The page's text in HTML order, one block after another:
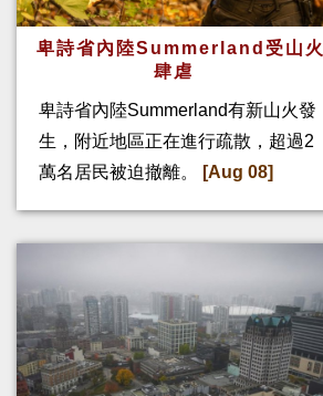
卑詩省內陸Summerland受山火
肆虐
卑詩省內陸Summerland有新山火發
生，附近地區正在進行疏散，超過2
萬名居民被迫撤離。
[Aug 08]